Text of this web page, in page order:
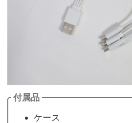
付属品
ケース